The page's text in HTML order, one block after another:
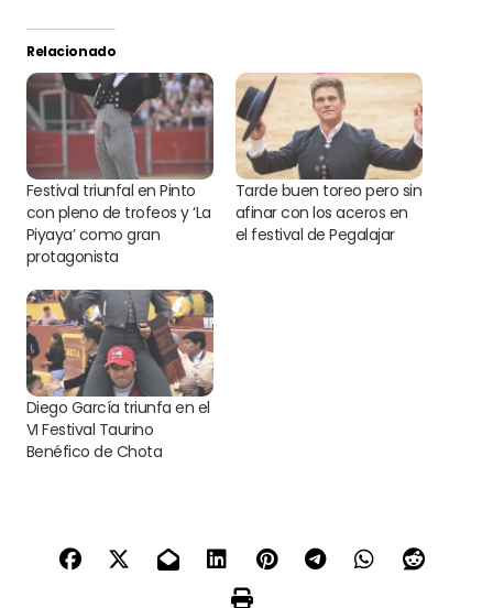
Relacionado
Festival triunfal en Pinto
con pleno de trofeos y ‘La
Piyaya’ como gran
protagonista
Tarde buen toreo pero sin
afinar con los aceros en
el festival de Pegalajar
Diego García triunfa en el
VI Festival Taurino
Benéfico de Chota